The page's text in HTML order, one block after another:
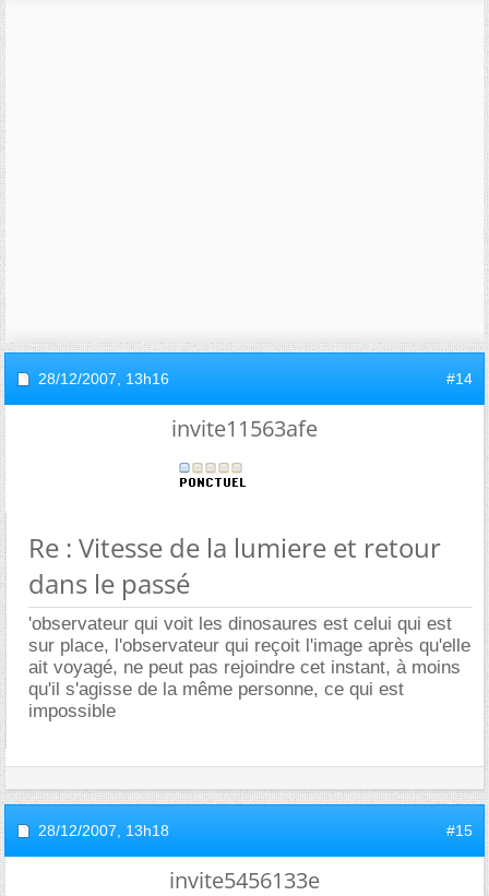
28/12/2007, 13h16 #14
invite11563afe
Re : Vitesse de la lumiere et retour
dans le passé
'observateur qui voit les dinosaures est celui qui est
sur place, l'observateur qui reçoit l'image après qu'elle
ait voyagé, ne peut pas rejoindre cet instant, à moins
qu'il s'agisse de la même personne, ce qui est
impossible
28/12/2007, 13h18 #15
invite5456133e